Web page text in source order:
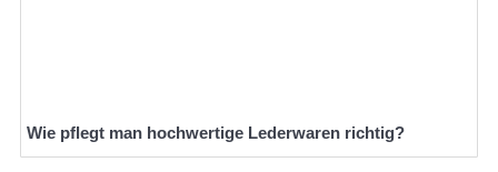
Wie pflegt man hochwertige Lederwaren richtig?